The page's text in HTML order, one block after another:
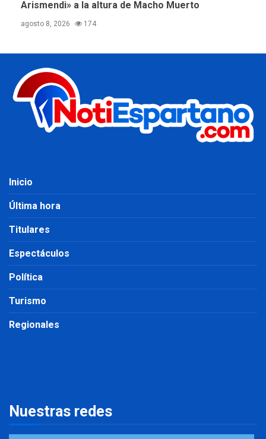
Arismendi» a la altura de Macho Muerto
agosto 8, 2026 174
Inicio
Última hora
Titulares
Espectáculos
Política
Turismo
Regionales
Nuestras redes